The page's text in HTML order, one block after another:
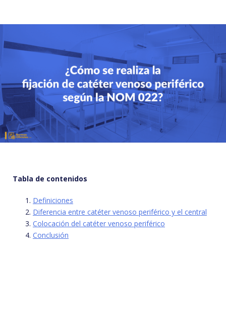
Tabla de contenidos
Definiciones
Diferencia entre catéter venoso periférico y el central
Colocación del catéter venoso periférico
Conclusión